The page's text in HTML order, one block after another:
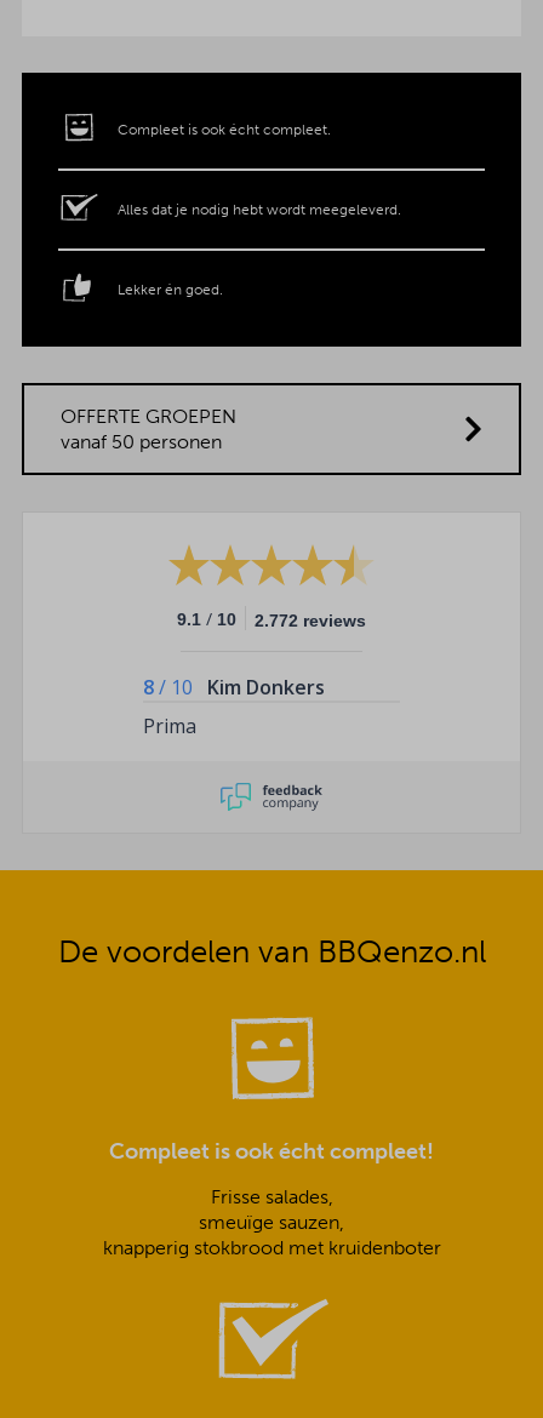
Compleet is ook écht compleet.
Alles dat je nodig hebt wordt meegeleverd.
Lekker én goed.
OFFERTE GROEPEN
vanaf 50 personen
9.1 / 10 2.772 reviews
8/ 10
Kim Donkers
Prima
De voordelen van BBQenzo.nl
Compleet is ook écht compleet!
Frisse salades,
smeuïge sauzen,
knapperig stokbrood met kruidenboter